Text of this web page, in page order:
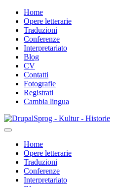
Home
Opere letterarie
Traduzioni
Conferenze
Interpretariato
Blog
CV
Contatti
Fotografie
Registrati
Cambia lingua
Salta
al
principale
Sprog - Kultur - Historie
Primær
navigation
Home
Opere letterarie
Traduzioni
Conferenze
Interpretariato